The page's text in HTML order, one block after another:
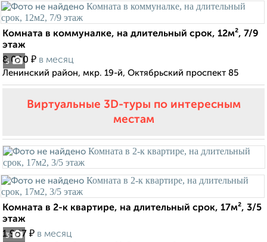
5
Комната в коммуналке, на длительный срок, 12м², 7/9
этаж
8 000 ₽ в месяц
Ленинский район, мкр. 19-й, Октябрьский проспект 85
Виртуальные 3D-туры по интересным
местам
3
Комната в 2-к квартире, на длительный срок, 17м², 3/5
этаж
1 967 ₽ в месяц